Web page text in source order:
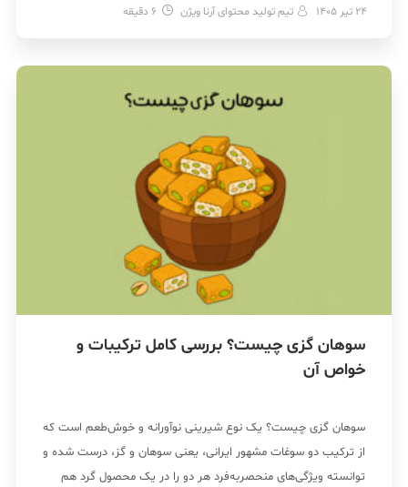
با […]
24 تیر 1405 تیم تولید محتوای آرنا ویژن 6 دقیقه
سوهان گزی چیست؟ بررسی کامل ترکیبات و
خواص آن
سوهان گزی چیست؟ یک نوع شیرینی نوآورانه و خوش‌طعم است که
از ترکیب دو سوغات مشهور ایرانی، یعنی سوهان و گز، درست شده و
توانسته ویژگی‌های منحصربه‌فرد هر دو را در یک محصول گرد هم